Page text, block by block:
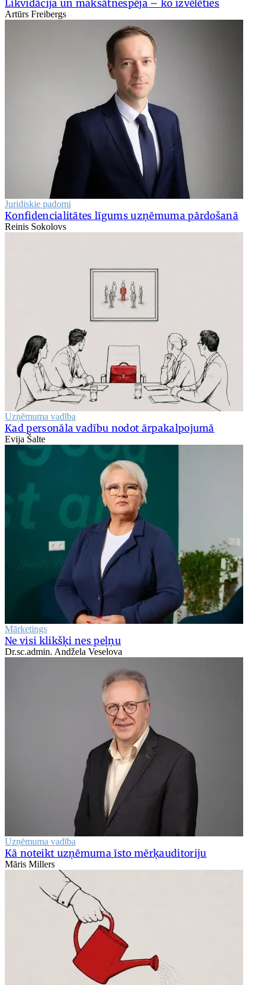
Likvidācija un maksātnespēja – ko izvēlēties
Artūrs Freibergs
Juridiskie padomi
Konfidencialitātes līgums uzņēmuma pārdošanā
Reinis Sokolovs
Uzņēmuma vadība
Kad personāla vadību nodot ārpakalpojumā
Evija Šalte
Mārketings
Ne visi klikšķi nes peļņu
Dr.sc.admin. Andžela Veselova
Uzņēmuma vadība
Kā noteikt uzņēmuma īsto mērķauditoriju
Māris Millers